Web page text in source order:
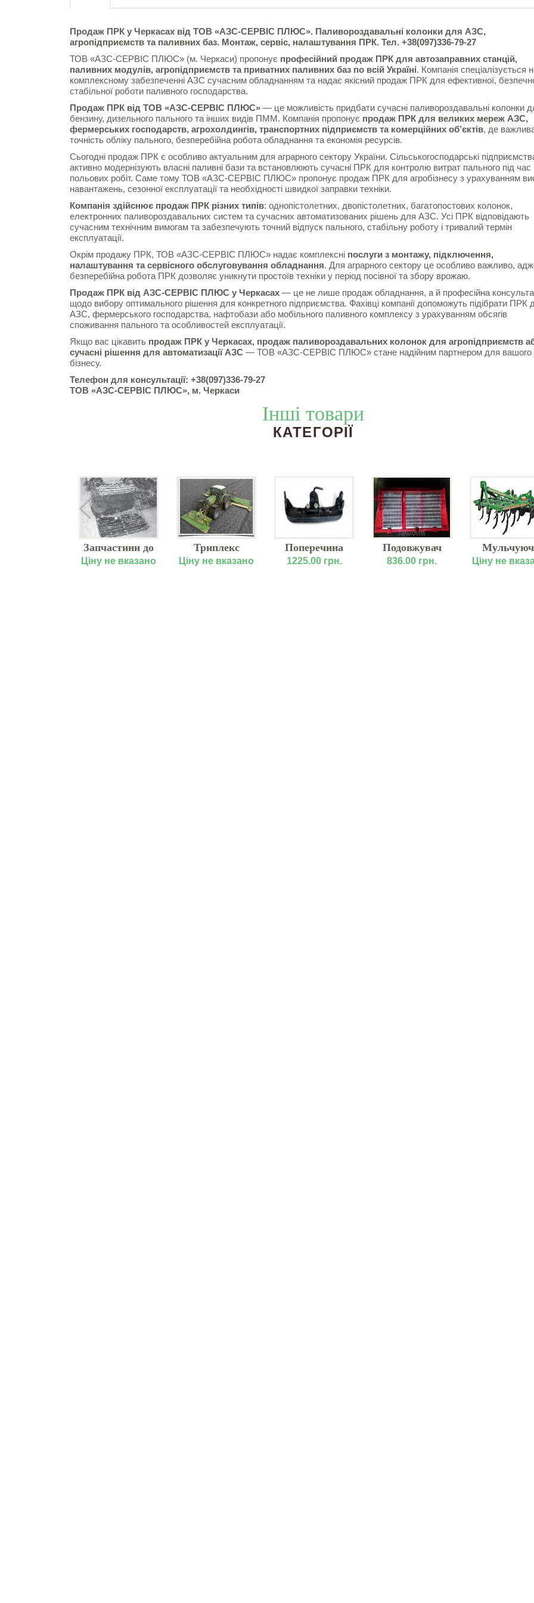
Продаж ПРК у Черкасах від ТОВ «АЗС-СЕРВІС ПЛЮС». Паливороздавальні колонки для АЗС,
агропідприємств та паливних баз. Монтаж, сервіс, налаштування ПРК. Тел. +38(097)336-79-27
ТОВ «АЗС-СЕРВІС ПЛЮС» (м. Черкаси) пропонує професійний продаж ПРК для автозаправних станцій,
паливних модулів, агропідприємств та приватних паливних баз по всій Україні. Компанія спеціалізується
комплексному забезпеченні АЗС сучасним обладнанням та надає якісний продаж ПРК для ефективної,
стабільної роботи паливного господарства.
Продаж ПРК від ТОВ «АЗС-СЕРВІС ПЛЮС» — це можливість придбати сучасні паливороздавальні колонки
бензину, дизельного пального та інших видів ПММ. Компанія пропонує продаж ПРК для великих мереж АЗС,
фермерських господарств, агрохолдингів, транспортних підприємств та комерційних об’єктів, де
точність обліку пального, безперебійна робота обладнання та економія ресурсів.
Сьогодні продаж ПРК є особливо актуальним для аграрного сектору України. Сільськогосподарські
активно модернізують власні паливні бази та встановлюють сучасні ПРК для контролю витрат пального під час
польових робіт. Саме тому ТОВ «АЗС-СЕРВІС ПЛЮС» пропонує продаж ПРК для агробізнесу з урахуванням
навантажень, сезонної експлуатації та необхідності швидкої заправки техніки.
Компанія здійснює продаж ПРК різних типів: однопістолетних, двопістолетних, багатопостових колонок,
електронних паливороздавальних систем та сучасних автоматизованих рішень для АЗС. Усі ПРК відповідають
сучасним технічним вимогам та забезпечують точний відпуск пального, стабільну роботу і тривалий термін
експлуатації.
Окрім продажу ПРК, ТОВ «АЗС-СЕРВІС ПЛЮС» надає комплексні послуги з монтажу, підключення,
налаштування та сервісного обслуговування обладнання. Для аграрного сектору це особливо важливо,
безперебійна робота ПРК дозволяє уникнути простоїв техніки у період посівної та збору врожаю.
Продаж ПРК від АЗС-СЕРВІС ПЛЮС у Черкасах — це не лише продаж обладнання, а й професійна
щодо вибору оптимального рішення для конкретного підприємства. Фахівці компанії допоможуть підібрати ПРК
АЗС, фермерського господарства, нафтобази або мобільного паливного комплексу з урахуванням обсягів
споживання пального та особливостей експлуатації.
Якщо вас цікавить продаж ПРК у Черкасах, продаж паливороздавальних колонок для агропідприємств
сучасні рішення для автоматизації АЗС — ТОВ «АЗС-СЕРВІС ПЛЮС» стане надійним партнером для вашого
бізнесу.
Телефон для консультації: +38(097)336-79-27
ТОВ «АЗС-СЕРВІС ПЛЮС», м. Черкаси
Інші товари
КАТЕГОРІЇ
Запчастини до
маслопресса
Ціну не вказано
Триплекс
комбінація
Ціну не вказано
Поперечина
МТЗ в зборі 80-
1225.00 грн.
Подовжувач
решета НИВА
836.00 грн. Ціну не